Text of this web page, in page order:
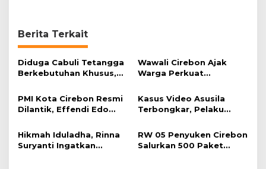
n
a
k
n
P
g
Berita Terkait
Diduga Cabuli Tetangga
Berkebutuhan Khusus,
Wawali Cirebon Ajak
Warga Perkuat
Momentum Harjad ke-
599
PMI Kota Cirebon Resmi
Dilantik, Effendi Edo
Bencana
Kasus Video Asusila
Terbongkar, Pelaku
Korban Baru
Hikmah Iduladha, Rinna
Suryanti Ingatkan
RW 05 Penyuken Cirebon
Salurkan 500 Paket